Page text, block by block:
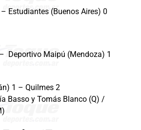
Estudiantes (Buenos Aires) 0
Deportivo Maipú (Mendoza) 1
1 – Quilmes 2
Basso y Tomás Blanco (Q) /